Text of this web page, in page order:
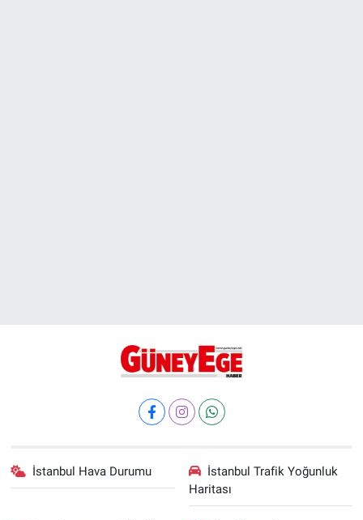
İstanbul Hava Durumu
İstanbul Trafik Yoğunluk
Haritası